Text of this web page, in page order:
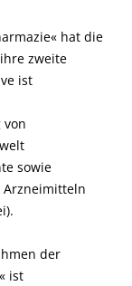
hat die
zweite
ist
sowie
der
ist